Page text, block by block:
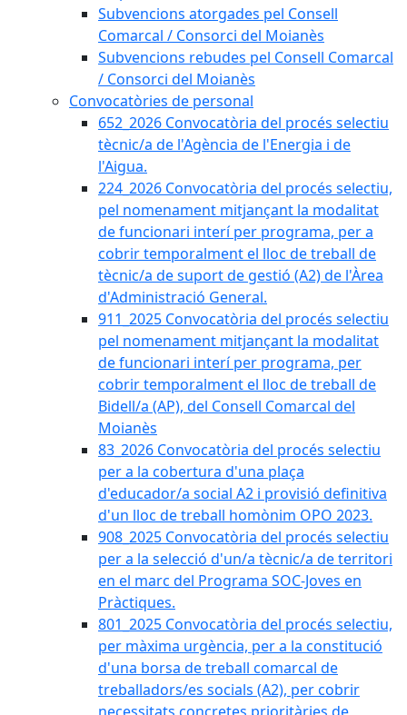
Subvencions atorgades pel Consell
Comarcal / Consorci del Moianès
Subvencions rebudes pel Consell Comarcal
/ Consorci del Moianès
Convocatòries de personal
652_2026 Convocatòria del procés selectiu
tècnic/a de l'Agència de l'Energia i de
l'Aigua.
224_2026 Convocatòria del procés selectiu,
pel nomenament mitjançant la modalitat
de funcionari interí per programa, per a
cobrir temporalment el lloc de treball de
tècnic/a de suport de gestió (A2) de l'Àrea
d'Administració General.
911_2025 Convocatòria del procés selectiu
pel nomenament mitjançant la modalitat
de funcionari interí per programa, per
cobrir temporalment el lloc de treball de
Bidell/a (AP), del Consell Comarcal del
Moianès
83_2026 Convocatòria del procés selectiu
per a la cobertura d'una plaça
d'educador/a social A2 i provisió definitiva
d'un lloc de treball homònim OPO 2023.
908_2025 Convocatòria del procés selectiu
per a la selecció d'un/a tècnic/a de territori
en el marc del Programa SOC-Joves en
Pràctiques.
801_2025 Convocatòria del procés selectiu,
per màxima urgència, per a la constitució
d'una borsa de treball comarcal de
treballadors/es socials (A2), per cobrir